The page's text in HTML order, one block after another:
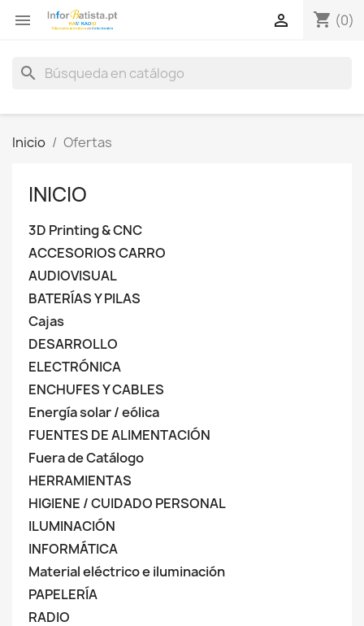
 shopping_cart (0)

search
Inicio Ofertas
INICIO
3D Printing & CNC
ACCESORIOS CARRO
AUDIOVISUAL
BATERÍAS Y PILAS
Cajas
DESARROLLO
ELECTRÓNICA
ENCHUFES Y CABLES
Energía solar / eólica
FUENTES DE ALIMENTACIÓN
Fuera de Catálogo
HERRAMIENTAS
HIGIENE / CUIDADO PERSONAL
ILUMINACIÓN
INFORMÁTICA
Material eléctrico e iluminación
PAPELERÍA
RADIO